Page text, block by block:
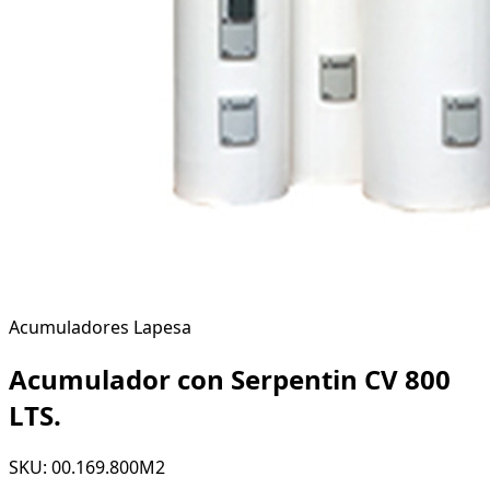
Acumuladores Lapesa
Acumulador con Serpentin CV 800
LTS.
SKU: 00.169.800M2